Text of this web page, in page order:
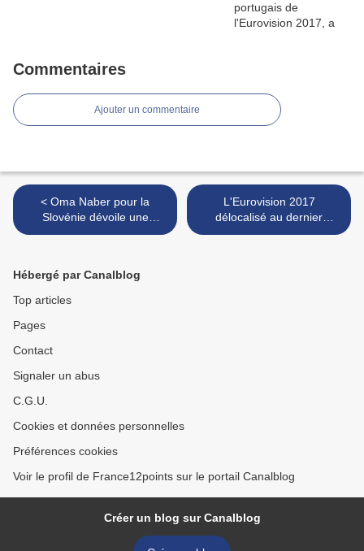
Commentaires
Ajouter un commentaire
< Oma Naber pour la
Slovénie dévoile une
nouvelle version
L'Eurovision 2017
délocalisé au dernier
moment à Berlin ? L'UER et
Hébergé par Canalblog
Top articles
Pages
Contact
Signaler un abus
C.G.U.
Cookies et données personnelles
Préférences cookies
Voir le profil de France12points sur le portail Canalblog
Créer un blog sur Canalblog